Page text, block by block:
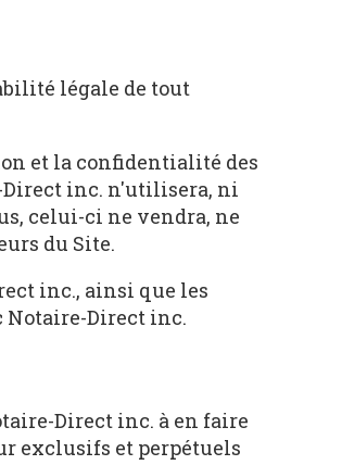
légale de tout
et la confidentialité des
Direct inc. n'utilisera, ni
celui-ci ne vendra, ne
du Site.
inc., ainsi que les
Notaire-Direct inc.
Direct inc. à en faire
exclusifs et perpétuels